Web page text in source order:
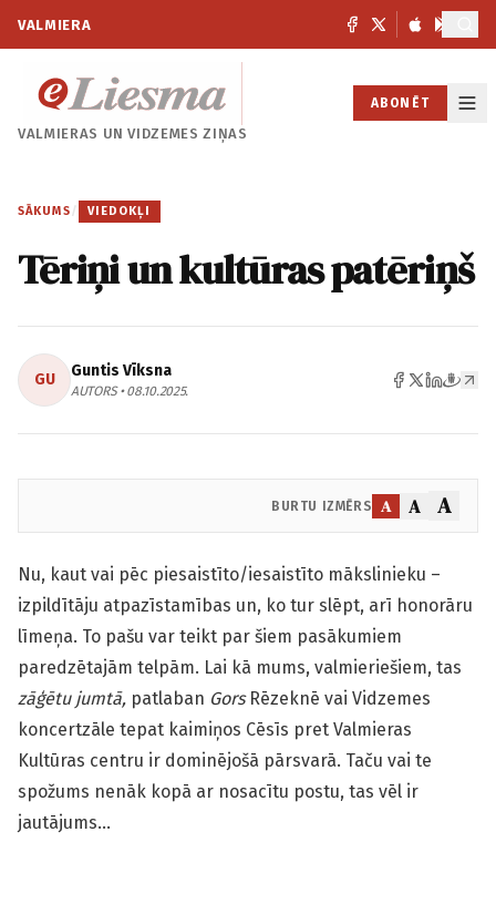
VALMIERA
VALMIERAS UNVIDZEMES ZIŅAS
ABONĒT
SĀKUMS / VIEDOKĻI
Tēriņi un kultūras patēriņš
GU Guntis Vīksna
AUTORS • 08.10.2025.
BURTU IZMĒRS A A A
Nu, kaut vai pēc piesaistīto/iesaistīto mākslinieku –
izpildītāju atpazīstamības un, ko tur slēpt, arī honorāru
līmeņa. To pašu var teikt par šiem pasākumiem
paredzētajām telpām. Lai kā mums, valmieriešiem, tas
zāģētu jumtā, patlaban GorsRēzeknē vai Vidzemes
koncertzāle tepat kaimiņos Cēsīs pret Valmieras
Kultūras centru ir dominējošā pārsvarā. Taču vai te
spožums nenāk kopā ar nosacītu postu, tas vēl ir
jautājums…